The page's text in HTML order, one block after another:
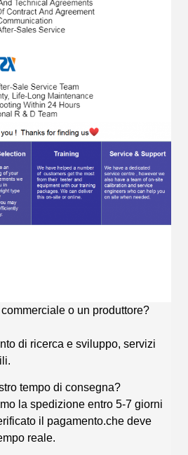
o un produttore?
di ricerca e sviluppo, servizi
tempo di consegna?
la spedizione entro 5-7 giorni
il pagamento.che deve
reale.